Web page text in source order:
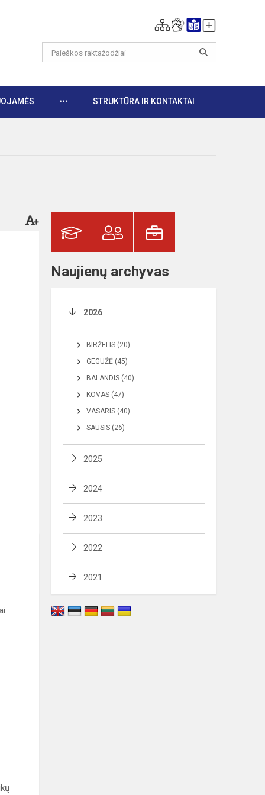
DAUGIAUSTRUKTŪRA IR KONTAKTAI
Naujienų archyvas
2026
BIRŽELIS (20)
GEGUŽĖ (45)
BALANDIS (40)
KOVAS (47)
VASARIS (40)
SAUSIS (26)
2025
2024
2023
2022
2021